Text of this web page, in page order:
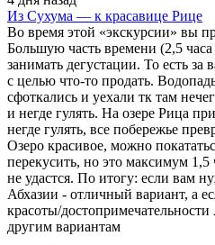
Из Сухума — к красавице Рице
Во время этой «экскурсии» вы
Большую часть времени (2,5
занимать дегустации. То есть за
с целью что-то продать.
сфоткались и уехали тк там
и негде гулять. На озере Рица
негде гулять, все побережье
Озеро красивое, можно
перекусить, но это максимум
не удастся. По итогу: если вам
Абхазии - отличный вариант, а
красоты/
другим вариантам